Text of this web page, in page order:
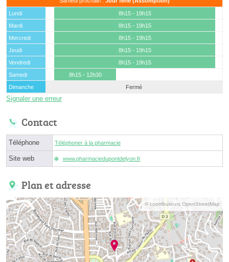
Lundi
8h15 - 19h15
Mardi
8h15 - 19h15
Mercredi
8h15 - 19h15
Jeudi
8h15 - 19h15
Vendredi
8h15 - 19h15
Samedi
8h15 - 12h30
Dimanche
Fermé
Signaler une erreur
Contact
Téléphone Téléphoner à la pharmacie
Site web www.pharmaciedupontdelyon.fr
Plan et adresse
© contributeurs OpenStreetMap